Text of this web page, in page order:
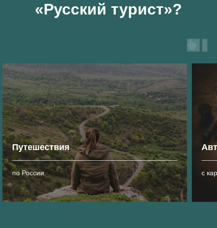
«Русский турист»?
Путешествия
по России с